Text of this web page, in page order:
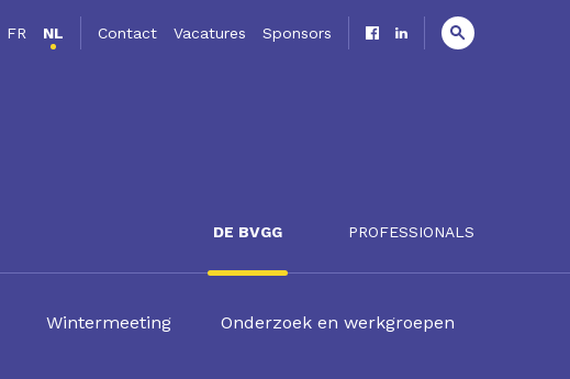
FR NL Contact Vacatures Sponsors
DE BVGG PROFESSIONALS
Wintermeeting Onderzoek en werkgroepen